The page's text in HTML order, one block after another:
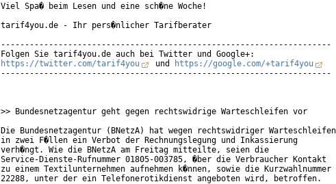
Viel Spa� beim Lesen und eine sch�ne Woche!
tarif4you.de - Ihr pers�nlicher Tarifberater
---------------------------------------------------------------------
https://twitter.com/tarif4you
und
https://google.com/+tarif4you
---------------------------------------------------------------------
>> Bundesnetzagentur geht gegen rechtswidrige Warteschleifen vor
Die Bundesnetzagentur (BNetzA) hat wegen rechtswidriger Warteschleifen
in zwei F�llen ein Verbot der Rechnungslegung und Inkassierung
verh�ngt. Wie die BNetzA am Freitag mitteilte, seien die
Service-Dienste-Rufnummer 01805-003785, �ber die Verbraucher Kontakt
zu einem Textilunternehmen aufnehmen k�nnen, sowie die Kurzwahlnummer
22288, unter der ein Telefonerotikdienst angeboten wird, betroffen.